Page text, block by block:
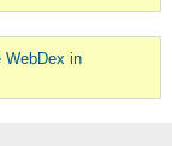
WebDex in